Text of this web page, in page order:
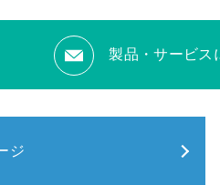
製品・サービス
ジ